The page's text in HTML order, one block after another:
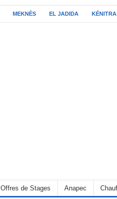
MEKNÈS EL JADIDA KÉNITRA
Offres de Stages Anapec